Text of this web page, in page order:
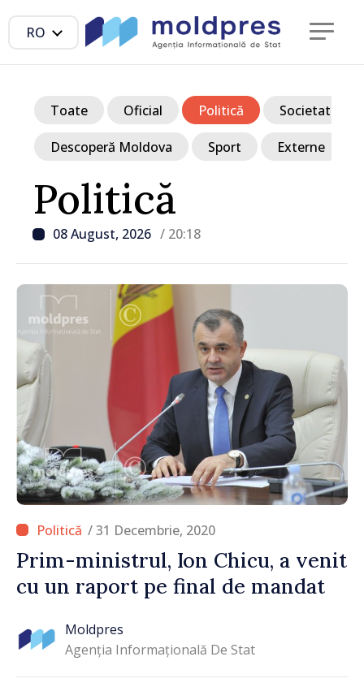
RO
Politică
08 August, 2026 / 20:18
Toate Oficial Politică Societate
Descoperă Moldova Sport Externe
/ 31 Decembrie, 2020
Prim-ministrul, Ion Chicu, a venit
cu un raport pe final de mandat
Moldpres
Agenția Informațională De Stat